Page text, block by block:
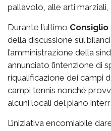
pallavolo, alle arti
Durante l’ultimo
della discussione sul
l’amministrazione della
annunciato l’intenzione di
riqualificazione dei campi
campi tennis nonché
alcuni locali del piano
L’iniziativa encomiabile